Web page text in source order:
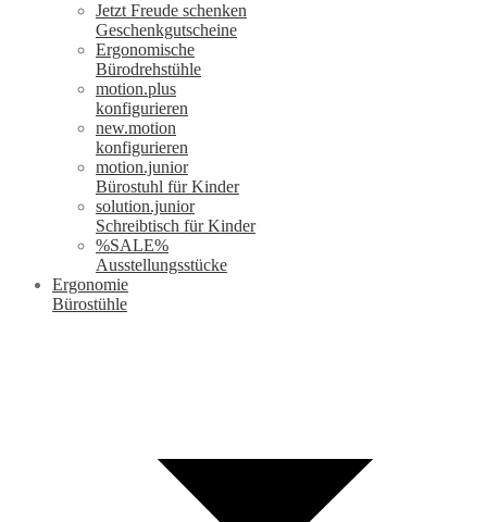
Jetzt Freude schenken
Geschenkgutscheine
Ergonomische
Bürodrehstühle
motion.plus
konfigurieren
new.motion
konfigurieren
motion.junior
Bürostuhl für Kinder
solution.junior
Schreibtisch für Kinder
%SALE%
Ausstellungsstücke
Ergonomie
Bürostühle